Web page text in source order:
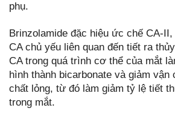
phụ.
Brinzolamide đặc hiệu ức chế CA-
CA chủ yếu liên quan đến tiết ra
CA trong quá trình cơ thể của mắt
hình thành bicarbonate và giảm vận
chất lỏng, từ đó làm giảm tỷ lệ tiết
trong mắt.